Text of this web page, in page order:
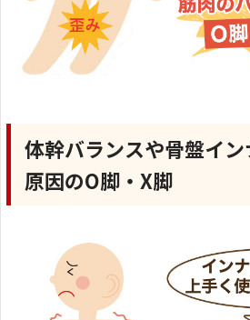
体幹バランスや骨盤イ
原因のO脚・X脚